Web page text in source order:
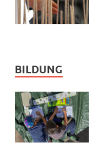
BILDUNG